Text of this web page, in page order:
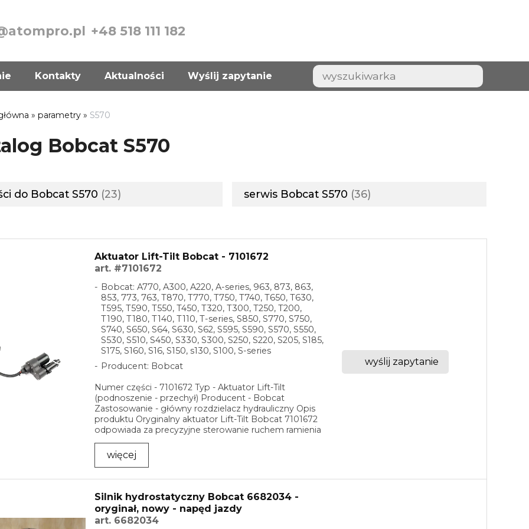
+48 518 111 182
Kontakty Aktualności Wyślij zapytanie
» parametry » S570
Bobcat S570
do Bobcat S570 23 serwis Bobcat S570 36
Aktuator Lift-Tilt Bobcat - 7101672
art. #7101672
Bobcat: A770, A300, A220, A-series, 963, 873, 863,
853, 773, 763, T870, T770, T750, T740, T650, T630,
T595, T590, T550, T450, T320, T300, T250, T200,
T190, T180, T140, T110, T-series, S850, S770, S750,
S740, S650, S64, S630, S62, S595, S590, S570, S550,
S530, S510, S450, S330, S300, S250, S220, S205, S185,
S175, S160, S16, S150, s130, S100, S-series
Producent: Bobcat
Numer części - 7101672 Typ - Aktuator Lift-Tilt
(podnoszenie - przechył) Producent - Bobcat
Zastosowanie - główny rozdzielacz hydrauliczny Opis
produktu Oryginalny aktuator Lift-Tilt Bobcat 7101672
odpowiada za precyzyjne sterowanie ruchem ramienia
...
więcej
wyślij zapytanie
Silnik hydrostatyczny Bobcat 6682034 -
oryginał, nowy - napęd jazdy
art. 6682034